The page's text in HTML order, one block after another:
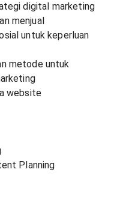
digital marketing
menjual
untuk keperluan
metode untuk
website
Planning